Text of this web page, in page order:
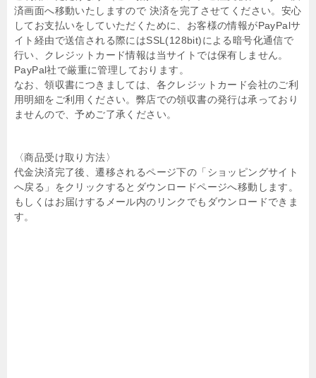
済画面へ移動いたしますので 決済を完了させてください。安心
してお支払いをしていただくために、お客様の情報がPayPalサ
イト経由で送信される際にはSSL(128bit)による暗号化通信で
行い、クレジットカード情報は当サイトでは保有しません。
PayPal社で厳重に管理しております。
なお、領収書につきましては、各クレジットカード会社のご利
用明細をご利用ください。弊店での領収書の発行は承っており
ませんので、予めご了承ください。
〈商品受け取り方法〉
代金決済完了後、遷移されるページ下の「ショッピングサイト
へ戻る」をクリックするとダウンロードページへ移動します。
もしくはお届けするメール内のリンクでもダウンロードできま
す。